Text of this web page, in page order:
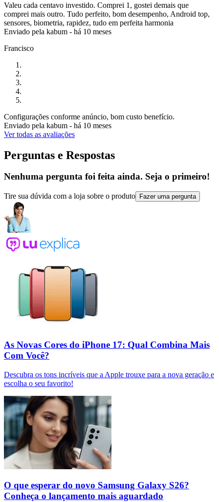
Valeu cada centavo investido. Comprei 1, gostei demais que
comprei mais outro. Tudo perfeito, bom desempenho, Android top,
sensores, biometria, rapidez, tudo em perfeita harmonia
Enviado pela kabum - há 10 meses
Francisco
Configurações conforme anúncio, bom custo benefício.
Enviado pela kabum - há 10 meses
Ver todas as avaliações
Perguntas e Respostas
Nenhuma pergunta foi feita ainda. Seja o primeiro!
Tire sua dúvida com a loja sobre o produto Fazer uma pergunta
As Novas Cores do iPhone 17: Qual Combina Mais
Com Você?
Descubra os tons incríveis que a Apple trouxe para a nova geração e
escolha o seu favorito!
O que esperar do novo Samsung Galaxy S26?
Conheça o lançamento mais aguardado